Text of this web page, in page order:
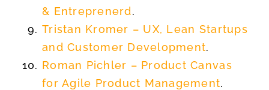
& Entreprenerd.
Tristan Kromer – UX, Lean Startups
and Customer Development.
Roman Pichler – Product Canvas
for Agile Product Management.